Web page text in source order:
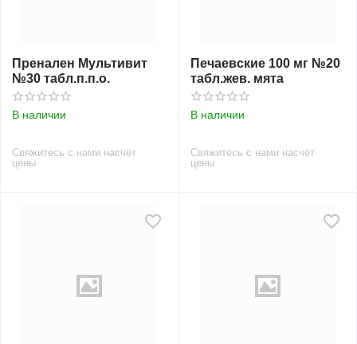
Пренален Мультивит
№30 табл.п.п.о.
В наличии
Свяжитесь с нами насчёт
цены
Печаевские 100 мг №20
табл.жев. мята
В наличии
Свяжитесь с нами насчёт
цены